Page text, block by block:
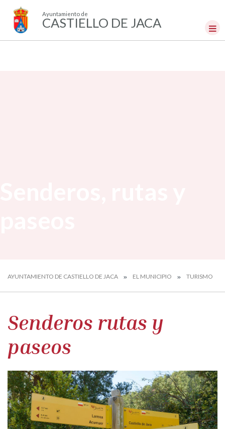
Ayuntamiento de
CASTIELLO DE JACA
AYUNTAMIENTO DE CASTIELLO DE JACA EL MUNICIPIO TURISMO
Senderos rutas y
paseos